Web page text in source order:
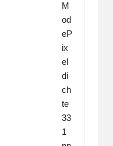
M
od
eP
ix
el
di
ch
te
33
1